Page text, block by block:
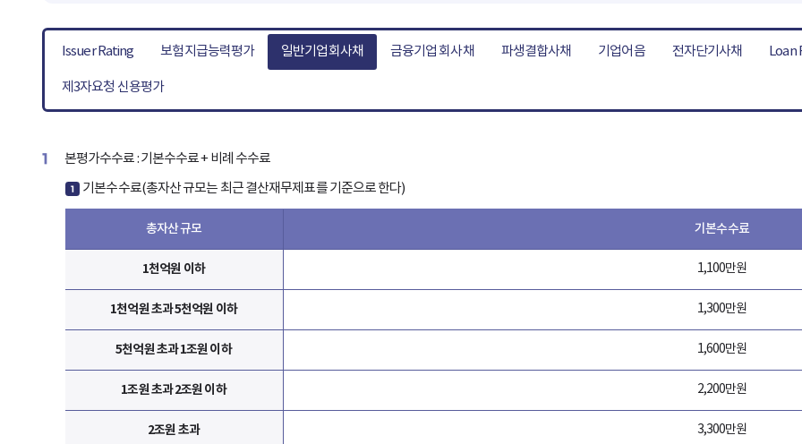
Issuer Rating 보험지급능력평가 일반기업회사채 금융기업 회사채 파생결합사채 기업어음 전자단기사채 Loan
제3자요청 신용평가
1 본평가수수료 : 기본수수료 + 비례 수수료
1 기본수수료(총자산 규모는 최근 결산재무제표를 기준으로 한다)
총자산 규모 기본수수료
1천억원 이하 1,100만원
1천억원 초과 5천억원 이하 1,300만원
5천억원 초과 1조원 이하 1,600만원
1조원 초과 2조원 이하 2,200만원
2조원 초과 3,300만원